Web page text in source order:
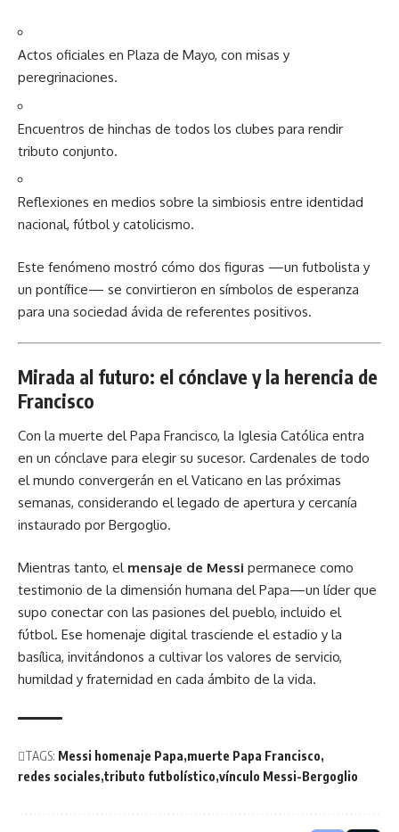
Actos oficiales en Plaza de Mayo, con misas y
peregrinaciones.
Encuentros de hinchas de todos los clubes para rendir
tributo conjunto.
Reflexiones en medios sobre la simbiosis entre identidad
nacional, fútbol y catolicismo.
Este fenómeno mostró cómo dos figuras —un futbolista y
un pontífice— se convirtieron en símbolos de esperanza
para una sociedad ávida de referentes positivos.
Mirada al futuro: el cónclave y la herencia de
Francisco
Con la muerte delPapa Francisco, la Iglesia Católica entra
en un cónclave para elegir su sucesor. Cardenales de todo
el mundo convergerán en el Vaticano en las próximas
semanas, considerando el legado de apertura y cercanía
instaurado por Bergoglio.
Mientras tanto, el mensaje de Messi permanece como
testimonio de la dimensión humana del Papa—un líder que
supo conectar con las pasiones del pueblo, incluido el
fútbol. Ese homenaje digital trasciende el estadio y la
basílica, invitándonos a cultivar los valores de servicio,
humildad y fraternidad en cada ámbito de la vida.
TAGS: Messi homenaje Papa muerte Papa Francisco
redes sociales tributo futbolístico vínculo Messi-Bergoglio